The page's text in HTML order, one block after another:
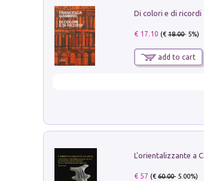
Di colori e di ricordi
€ 17.10 (€18.00- 5%)
add to cart
€ 57 (€60.00- 5.00%)